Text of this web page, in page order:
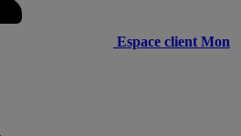
Espace client Mon